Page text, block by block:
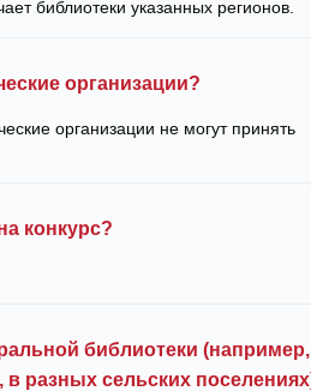
библиотеки указанных регионов.
организации?
организации не могут принять
конкурс?
библиотеки (например,
разных сельских